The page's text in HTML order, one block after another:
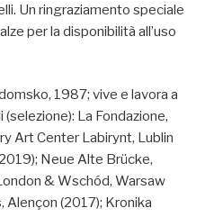
Un ringraziamento speciale
per la disponibilità all’uso
1987; vive e lavora a
La Fondazione,
Art Center Labirynt, Lublin
Neue Alte Brücke,
& Wschód, Warsaw
Alençon (2017); Kronika